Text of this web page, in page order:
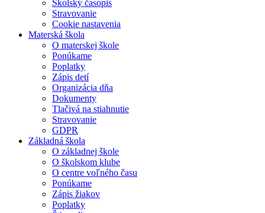
Školský časopis
Stravovanie
Cookie nastavenia
Materská škola
O materskej škole
Ponúkame
Poplatky
Zápis detí
Organizácia dňa
Dokumenty
Tlačivá na stiahnutie
Stravovanie
GDPR
Základná škola
O základnej škole
O školskom klube
O centre voľného času
Ponúkame
Zápis žiakov
Poplatky